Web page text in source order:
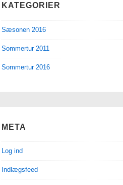
KATEGORIER
Sæsonen 2016
Sommertur 2011
Sommertur 2016
META
Log ind
Indlægsfeed